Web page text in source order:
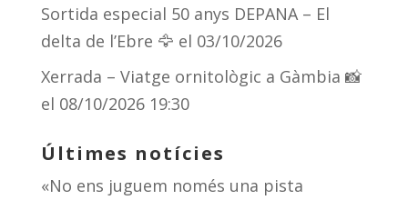
Sortida especial 50 anys DEPANA – El
delta de l’Ebre 🦅 el 03/10/2026
Xerrada – Viatge ornitològic a Gàmbia 📸
el 08/10/2026 19:30
Últimes notícies
«No ens juguem només una pista